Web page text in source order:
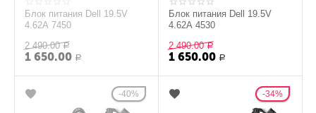
Блок питания Dell 19.5V
4.62A 7450
2 490.00 Р
1 650.00 Р
Блок питания Dell 19.5V
4.62A 4530
2 490.00 Р
1 650.00 Р
40% 34%